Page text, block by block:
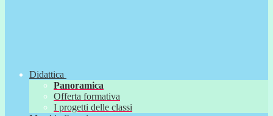
Didattica
Panoramica
Offerta formativa
I progetti delle classi